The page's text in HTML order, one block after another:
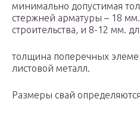
минимально допустимая
стержней арматуры – 18
строительства, и 8-12 мм.
толщина поперечных
листовой металл.
Размеры свай